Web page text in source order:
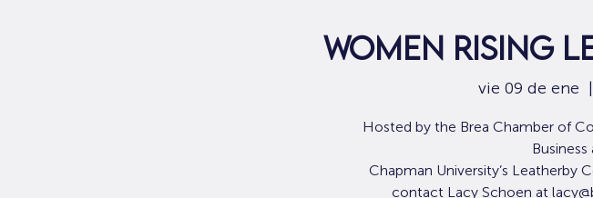
Women Rising
vie 09 de ene
  |
Hosted by the Brea Chamber of
Chapman University’s Leatherby
contact Lacy Schoen at